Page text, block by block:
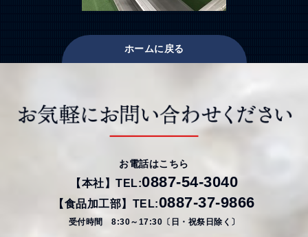
ホームに戻る
お電話はこちら
【本社】TEL:0887-54-3040
【食品加工部】TEL:0887-37-9866
受付時間 8:30～17:30〔日・祝祭日除く〕